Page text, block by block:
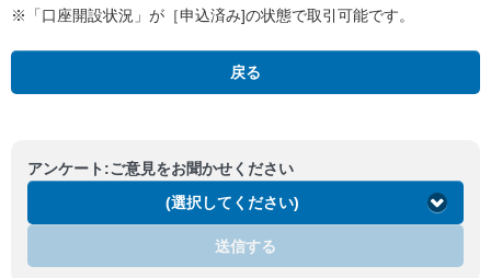
※「口座開設状況」が［申込済み]の状態で取引可能です。
戻る
アンケート:ご意見をお聞かせください
(選択してください)
送信する